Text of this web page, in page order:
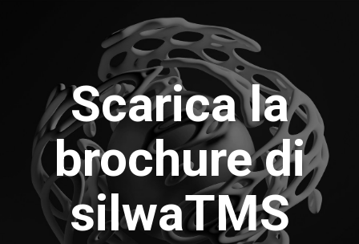
Scarica la
brochure di
silwaTMS